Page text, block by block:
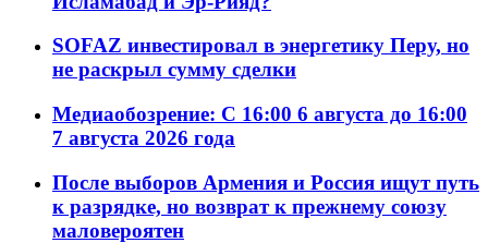
SOFAZ инвестировал в энергетику Перу, но
не раскрыл сумму сделки
Медиаобозрение: С 16:00 6 августа до 16:00
7 августа 2026 года
После выборов Армения и Россия ищут путь
к разрядке, но возврат к прежнему союзу
маловероятен